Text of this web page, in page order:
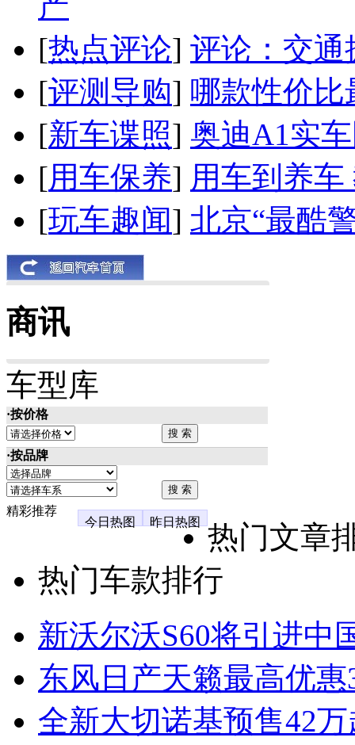
[热点评论] 评论：交通
[评测导购] 哪款性价比
[新车谍照] 奥迪A1实
[用车保养] 用车到养
[玩车趣闻] 北京“最酷
商讯
车型库
·按价格
·按品牌
精彩推荐
今日热图
昨日热图
热门文章
热门车款排行
新沃尔沃S60将引进中
东风日产天籁最高优
全新大切诺基预售42